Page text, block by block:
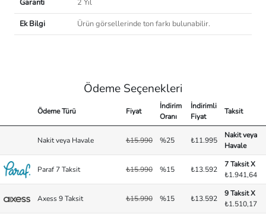
Garanti
2 Yıl
Ek Bilgi
Ürün görsellerinde ton farkı bulunabilir.
Ödeme Seçenekleri
Ödeme Türü Fiyat
İndirim
Oranı
İndirimli
Fiyat
Taksit
Nakit veya Havale ₺15.990 %25 ₺11.995
Nakit veya
Havale
Paraf 7 Taksit ₺15.990 %15 ₺13.592
7 Taksit X
₺1.941,64
Axess 9 Taksit ₺15.990 %15 ₺13.592
9 Taksit X
₺1.510,17